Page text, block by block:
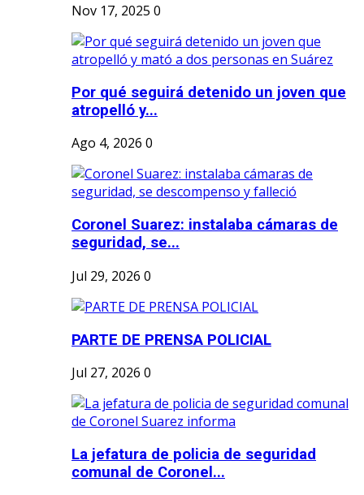
Nov 17, 2025 0
Por qué seguirá detenido un joven que
atropelló y...
Ago 4, 2026 0
Coronel Suarez: instalaba cámaras de
seguridad, se...
Jul 29, 2026 0
PARTE DE PRENSA POLICIAL
Jul 27, 2026 0
La jefatura de policia de seguridad
comunal de Coronel...